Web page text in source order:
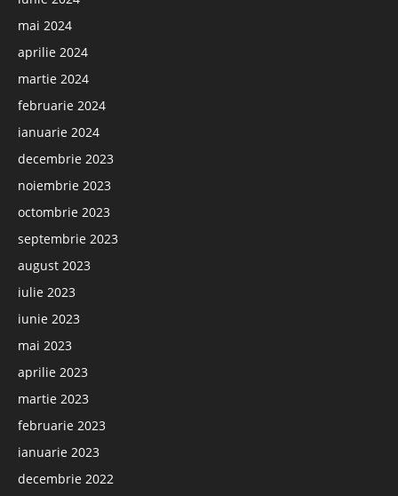
mai 2024
aprilie 2024
martie 2024
februarie 2024
ianuarie 2024
decembrie 2023
noiembrie 2023
octombrie 2023
septembrie 2023
august 2023
iulie 2023
iunie 2023
mai 2023
aprilie 2023
martie 2023
februarie 2023
ianuarie 2023
decembrie 2022